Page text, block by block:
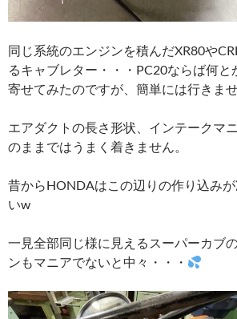
同じ系統のエンジンを積んだXR80や
るキャブレター・・・PC20ならば何と
寄せてみたのですが、簡単には行きませ
エアダクトの長さ形状、インテークマ
のままではうまく着きません。
昔からHONDAはこの辺りの作り込み
いw
一見全部同じ様に見えるスーパーカブ
ンもマニアでないと中々・・・